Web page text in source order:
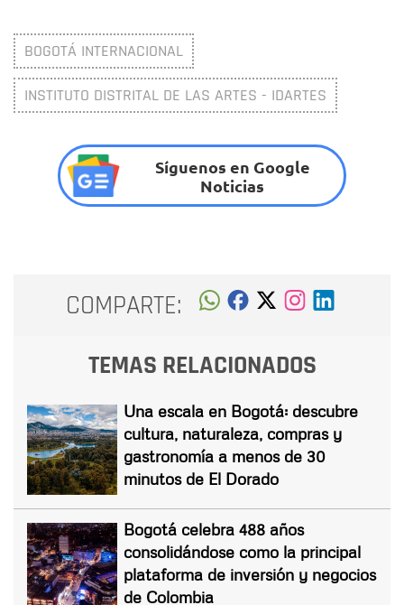
BOGOTÁ INTERNACIONAL
INSTITUTO DISTRITAL DE LAS ARTES - IDARTES
Síguenos en Google
Noticias
COMPARTE:
TEMAS RELACIONADOS
Una escala en Bogotá: descubre
cultura, naturaleza, compras y
gastronomía a menos de 30
minutos de El Dorado
Bogotá celebra 488 años
consolidándose como la principal
plataforma de inversión y negocios
de Colombia